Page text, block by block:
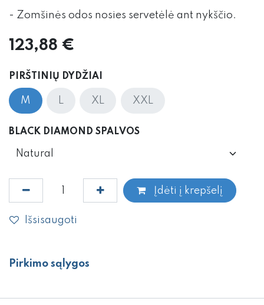
- Zomšinės odos nosies servetėlė ant nykščio.
123,88 €
PIRŠTINIŲ DYDŽIAI
M L XL XXL
BLACK DIAMOND SPALVOS
Įdėti į krepšelį
Išsisaugoti
Pirkimo sąlygos